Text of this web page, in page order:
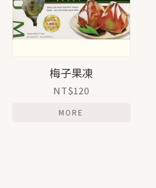
梅子果凍
NT$120
MORE